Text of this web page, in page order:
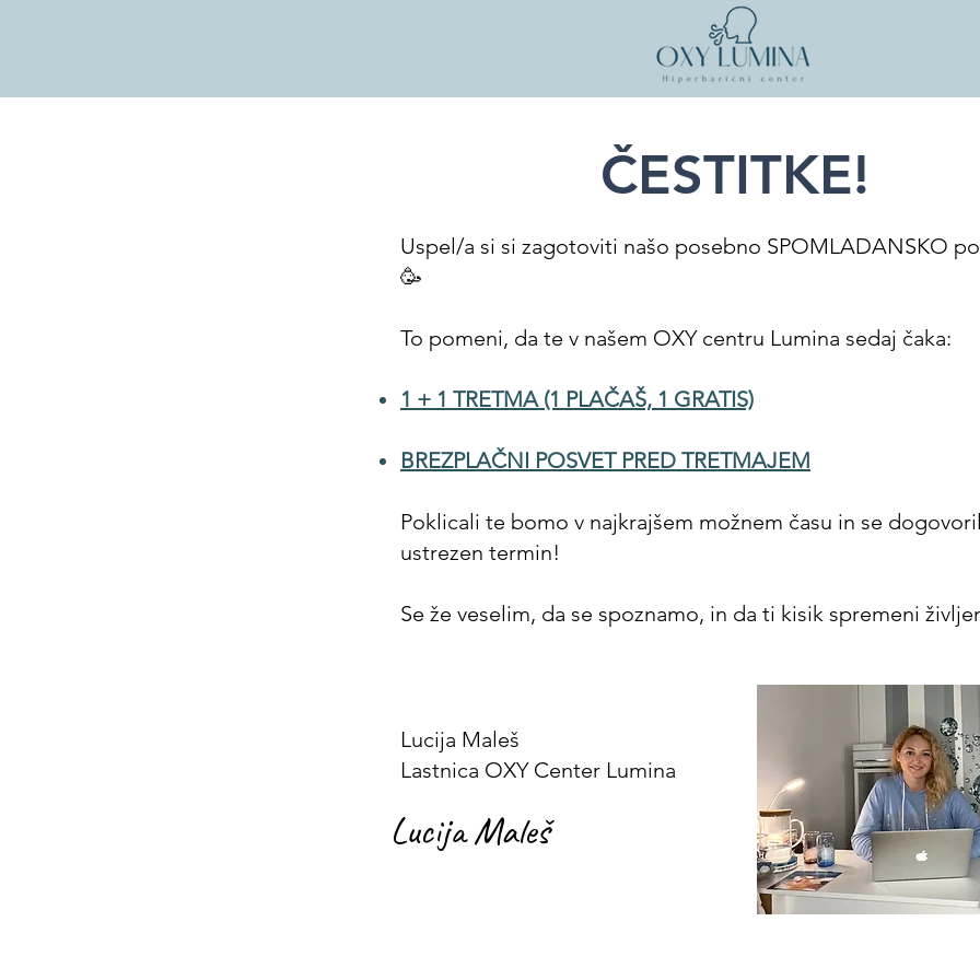
ČESTITKE!
Uspel/a si si zagotoviti našo posebno SPOMLADANSKO
🥳
To pomeni, da te v našem OXY centru Lumina sedaj čaka:
1 + 1 TRETMA (1 PLAČAŠ, 1 GRATIS)
BREZPLAČNI POSVET PRED TRETMAJEM
Poklicali te bomo v najkrajšem možnem času in se
ustrezen termin!
Se že veselim, da se spoznamo, in da ti kisik spremeni
Lucija Maleš
Lastnica OXY Center Lumina
Lucija Maleš